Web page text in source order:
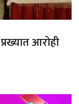
आरोही